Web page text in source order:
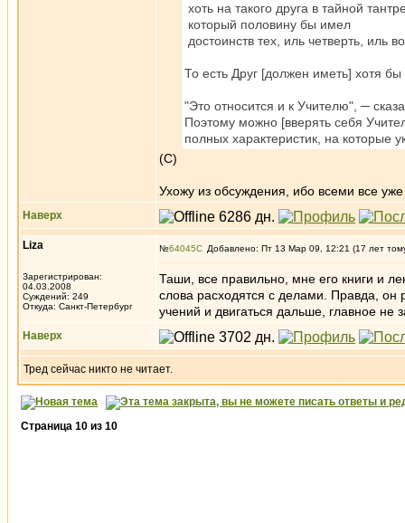
хоть на такого друга в тайной
который половину бы имел
достоинств тех, иль четверть, иль
То есть Друг [должен иметь] хотя
"Это относится и к Учителю", ─
Поэтому можно [вверять себя
полных характеристик, на которые
(С)
Ухожу из обсуждения, ибо всеми все
Наверх
Liza
Зарегистрирован:
04.03.2008
Суждений: 249
Откуда: Санкт-Петербург
№64045 Добавлено: Пт 13 Мар 09, 12:21 (17 лет
Таши, все правильно, мне его книги и
слова расходятся с делами. Правда, он
учений и двигаться дальше, главное не
Наверх
Тред сейчас никто не читает.
Страница 10 из 10